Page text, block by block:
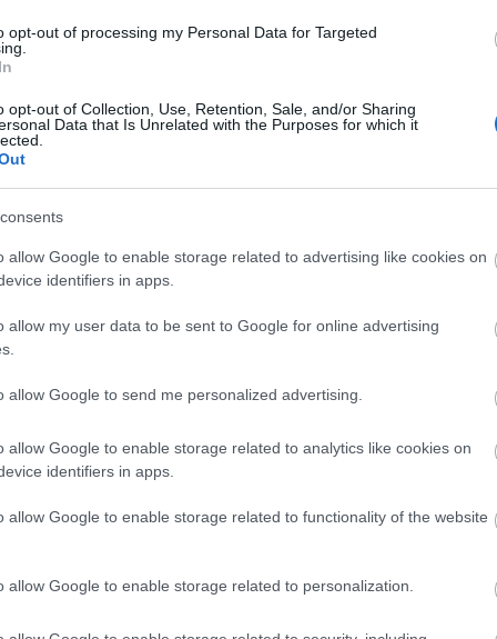
opt-out of processing my Personal Data for Targeted
opt-out of Collection, Use, Retention, Sale, and/or Sharing
Data that Is Unrelated with the Purposes for which it
allow Google to enable storage related to advertising like cookies on
identifiers in apps.
allow my user data to be sent to Google for online advertising
allow Google to send me personalized advertising.
allow Google to enable storage related to analytics like cookies on
identifiers in apps.
allow Google to enable storage related to functionality of the website
allow Google to enable storage related to personalization.
τις εκτιμήσεις Ελλήνων εοιδικών ότι πρόκειται
Άνδρο
μέσου Top Channel, για το θαλάσσιο drone στη
εσωτερικό του μη επανδρωμένου σκάφους εντοπίστηκε
αναφέρεται ότι πιθανός στόχος ήταν δεξαμενόπλοιο
στην περιοχή μεταφέροντας πετρέλαιο προς ιταλικό
νοημοσύνης που διέθετε το σκάφος, καθώς και για
για το από που εξαπολύθηκε το drone. Το πρώτο
σενάριο είναι από χερσαία πλατφόρμα. Την ίδια